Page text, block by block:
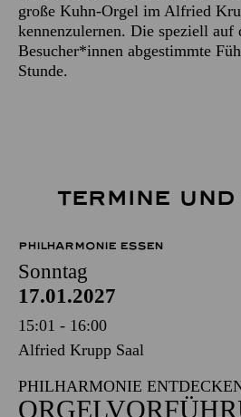
große Kuhn-Orgel im Alfried
kennenzulernen. Die speziell auf
Besucher*innen abgestimmte
Stunde.
TERMINE
PHILHARMONIE ESSEN
Sonntag
17.01.2027
15:01 - 16:00
Alfried Krupp Saal
PHILHARMONIE